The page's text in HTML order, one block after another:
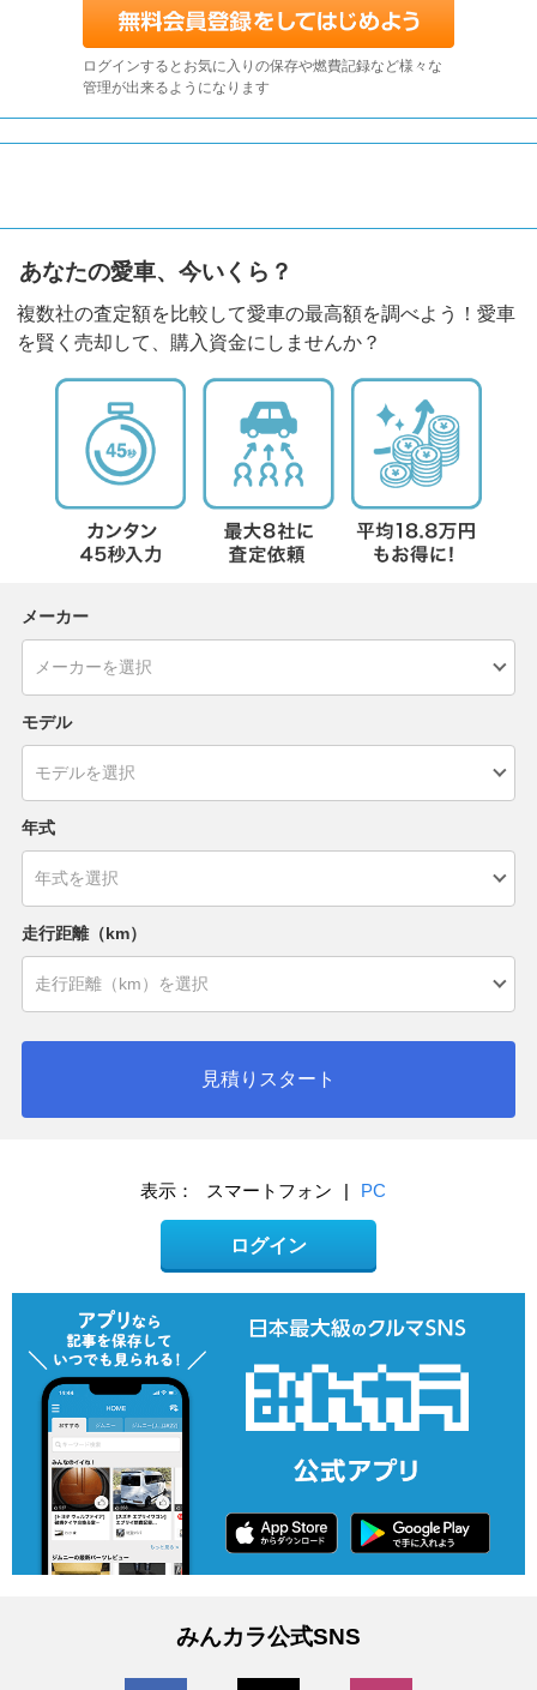
ログインするとお気に入りの保存や燃費記録など様々な
管理が出来るようになります
あなたの愛車、今いくら？
複数社の査定額を比較して愛車の最高額を調べよう！愛車
を賢く売却して、購入資金にしませんか？
メーカー
モデル
年式
走行距離（km）
見積りスタート
表示： スマートフォン | PC
ログイン
みんカラ公式SNS